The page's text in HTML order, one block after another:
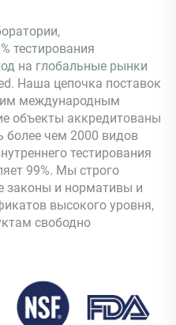
тестирования
на глобальные рынки
Наша цепочка поставок
международным
объекты аккредитованы
более чем 2000 видов
тестирования
99%. Мы строго
и нормативы и
высокого уровня,
свободно